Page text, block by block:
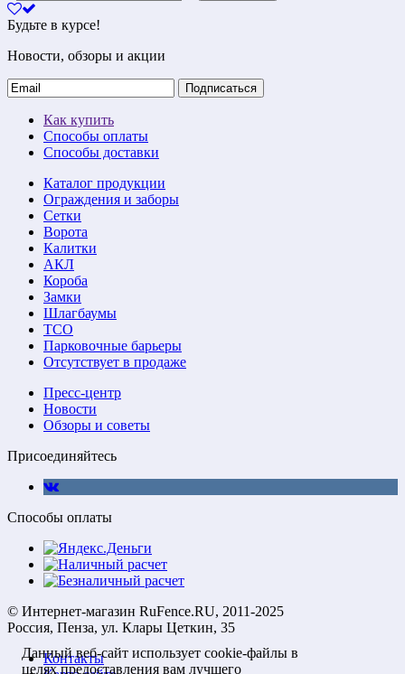
Будьте в курсе!
Новости, обзоры и акции
Подписаться
Как купить
Способы оплаты
Способы доставки
Каталог продукции
Ограждения и заборы
Сетки
Ворота
Калитки
АКЛ
Короба
Замки
Шлагбаумы
ТСО
Парковочные барьеры
Отсутствует в продаже
Пресс-центр
Новости
Обзоры и советы
Присоединяйтесь
Способы оплаты
© Интернет-магазин RuFence.RU, 2011-2025
Россия, Пенза, ул. Клары Цеткин, 35
Контакты
Данный веб-сайт использует cookie-файлы в
целях предоставления вам лучшего